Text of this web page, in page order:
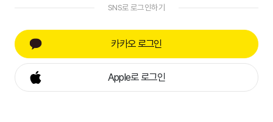
SNS로 로그인하기
카카오 로그인
Apple로 로그인